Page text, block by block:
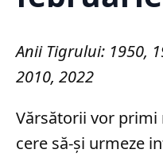
Anii Tigrului: 1950,
2010, 2022
Vărsătorii vor primi
cere să-și urmeze